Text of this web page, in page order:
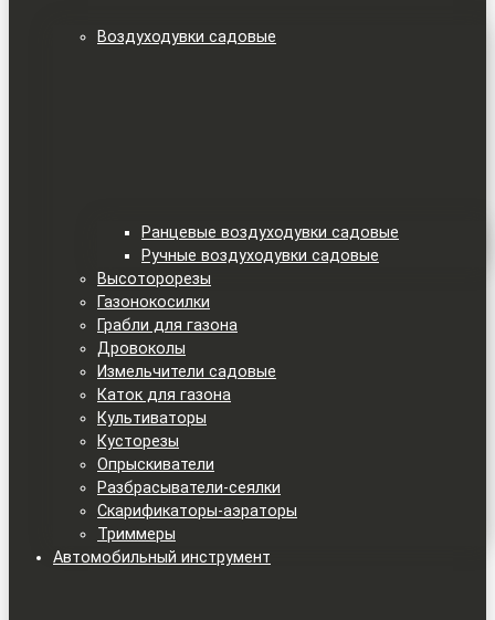
Воздуходувки садовые
Ранцевые воздуходувки садовые
Ручные воздуходувки садовые
Высоторорезы
Газонокосилки
Грабли для газона
Дровоколы
Измельчители садовые
Каток для газона
Культиваторы
Кусторезы
Опрыскиватели
Разбрасыватели-сеялки
Скарификаторы-аэраторы
Триммеры
Автомобильный инструмент